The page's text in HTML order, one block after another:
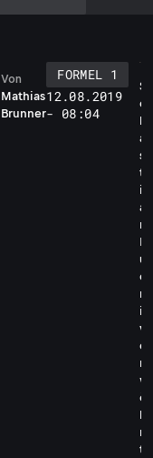
Mathias
Brunner
Von
FORMEL 1
12.08.2019
- 08:04
S
é
b
a
s
t
i
a
n
B
u
e
m
i
v
e
r
w
ö
h
n
t